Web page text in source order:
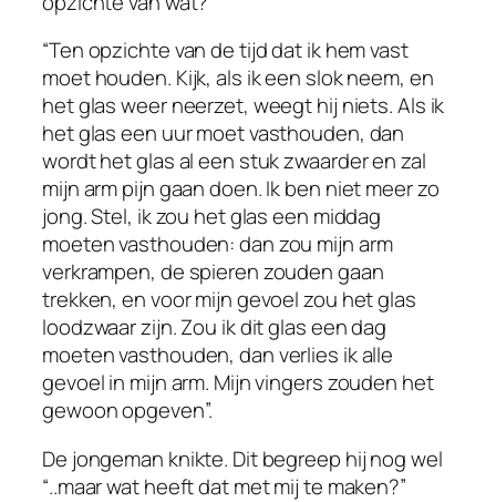
“Ten opzichte van de tijd dat ik hem vast
moet houden. Kijk, als ik een slok neem, en
het glas weer neerzet, weegt hij niets. Als ik
het glas een uur moet vasthouden, dan
wordt het glas al een stuk zwaarder en zal
mijn arm pijn gaan doen. Ik ben niet meer zo
jong. Stel, ik zou het glas een middag
moeten vasthouden: dan zou mijn arm
verkrampen, de spieren zouden gaan
trekken, en voor mijn gevoel zou het glas
loodzwaar zijn. Zou ik dit glas een dag
moeten vasthouden, dan verlies ik alle
gevoel in mijn arm. Mijn vingers zouden het
gewoon opgeven”.
De jongeman knikte. Dit begreep hij nog wel
“..maar wat heeft dat met mij te maken?”